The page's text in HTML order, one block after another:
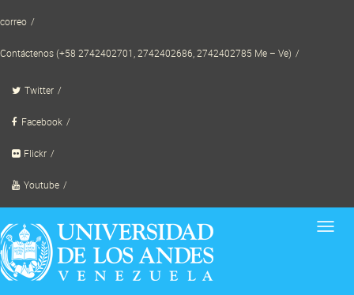
to
correo
Contáctenos (+58 2742402701, 2742402686, 2742402785 Me – Ve)
Twitter
Facebook
Flickr
Youtube